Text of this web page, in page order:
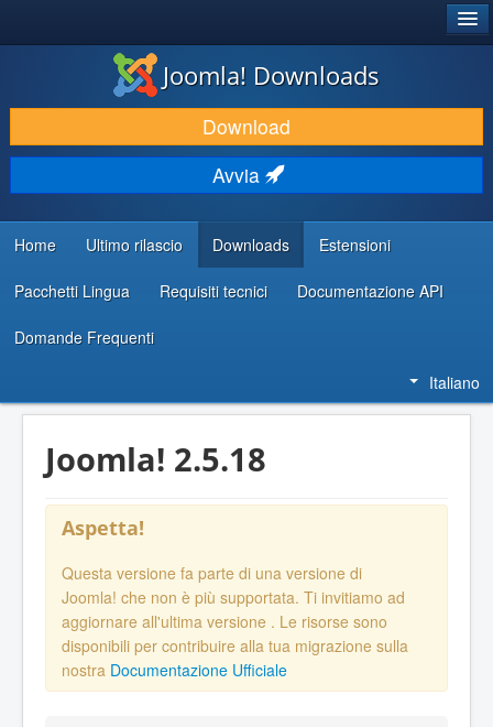
SCARICA & ESTENDI
SCOPRI & IMPARA
COMUNITÀ & SUPPORTO
RISORSE PER SVILUPPATORI
Joomla! Downloads
Download
Avvia
Home Ultimo rilascio Downloads Estensioni
Pacchetti Lingua Requisiti tecnici Documentazione API
Domande Frequenti
Italiano
Joomla! 2.5.18
Aspetta!
Questa versione fa parte di una versione di
Joomla! che non è più supportata. Ti invitiamo ad
aggiornare all'ultima versione . Le risorse sono
disponibili per contribuire alla tua migrazione sulla
nostra Documentazione Ufficiale